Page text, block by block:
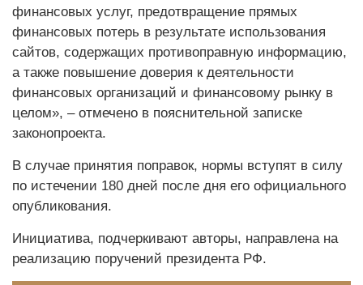
финансовых услуг, предотвращение прямых
финансовых потерь в результате использования
сайтов, содержащих противоправную информацию,
а также повышение доверия к деятельности
финансовых организаций и финансовому рынку в
целом», – отмечено в пояснительной записке
законопроекта.
В случае принятия поправок, нормы вступят в силу
по истечении 180 дней после дня его официального
опубликования.
Инициатива, подчеркивают авторы, направлена на
реализацию поручений президента РФ.